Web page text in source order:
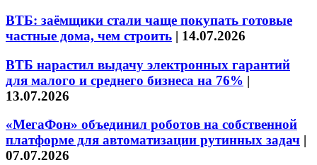
ВТБ: заёмщики стали чаще покупать готовые
частные дома, чем строить | 14.07.2026
ВТБ нарастил выдачу электронных гарантий
для малого и среднего бизнеса на 76% |
13.07.2026
«МегаФон» объединил роботов на собственной
платформе для автоматизации рутинных задач |
07.07.2026